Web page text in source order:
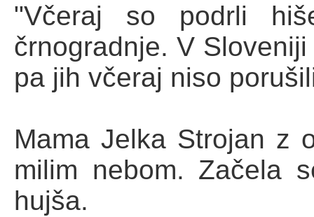
"Včeraj so podrli
črnogradnje. V
pa jih včeraj niso
Mama Jelka Strojan z
milim nebom. Začela
hujša.